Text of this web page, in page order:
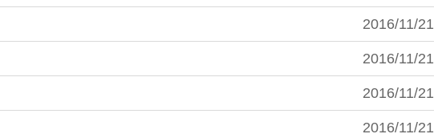
2016/11/21
2016/11/21
2016/11/21
2016/11/21